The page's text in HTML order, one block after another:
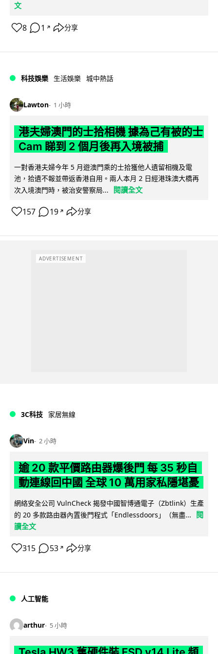
文
8 1 ↗ 分享
科技娛樂 生活娛樂 城中熱話
Lawton 1 小時
港夫婦澳門的士拾相機 據為己有被的士
Cam 睇到 2 個月後再入境被捕
一對香港夫婦今年 5 月遊澳門乘的士拾獲他人遺留相機及電
池，拾遺不報並帶返香港自用。兩人本月 2 日經港珠澳大橋再
次入境澳門時，被治安警察局...
閱讀全文
157 19 ↗ 分享
ADVERTISEMENT
3C科技 家居無線
Vin 2 小時
逾 20 款平價路由器爆後門 每 35 秒自
動連線回中國 全球 10 萬用家私隱堪憂
網絡安全公司 VulnCheck 揭發中國智博通電子（Zbtlink）生產
的 20 多款路由器內置後門程式「Endlessdoors」（無盡...
閱
讀全文
315 53 ↗ 分享
人工智能
arthur 5 小時